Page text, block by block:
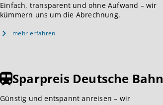
Einfach, transparent und ohne Aufwand – wir
kümmern uns um die Abrechnung.
mehr erfahren
Sparpreis Deutsche Bahn
Günstig und entspannt anreisen – wir